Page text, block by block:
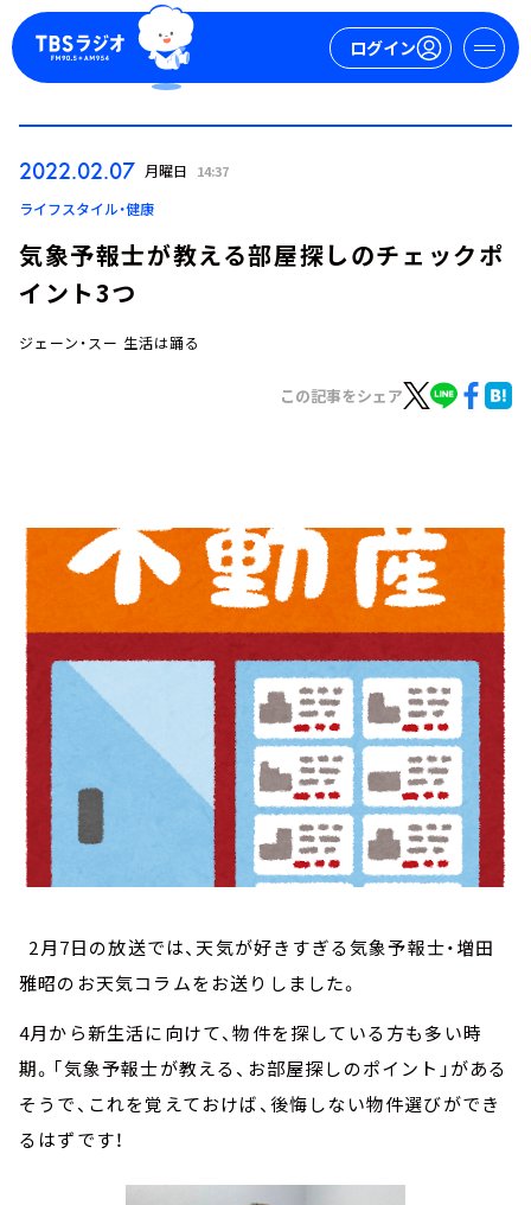
ログイン
ログイン
お知らせ
イベント・グッズ
YouTube
会社情報
2022.02.07 月曜日 14:37
ライフスタイル・健康
気象予報士が教える部屋探しのチェックポ
イント3つ
ジェーン・スー 生活は踊る
この記事をシェア
2月7日の放送では、天気が好きすぎる気象予報士・増田
雅昭のお天気コラムをお送りしました。
4月から新生活に向けて、物件を探している方も多い時
期。「気象予報士が教える、お部屋探しのポイント」がある
そうで、これを覚えておけば、後悔しない物件選びができ
るはずです！